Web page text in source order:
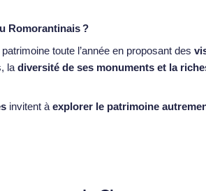
Romorantinais ?
toute l’année en proposant des
la diversité de ses monuments et la
invitent à explorer le patrimoine